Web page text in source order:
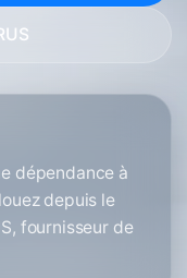
dépendance à
depuis le
fournisseur de